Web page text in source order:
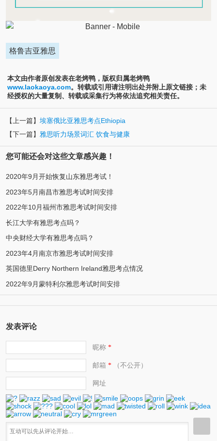
格鲁吉亚雅思
本文由作者原创发表在老烤鸭，版权归属老烤鸭
www.laokaoya.com。转载或引用请注明出处并附上原文链接；未
经授权的大量复制、转载或采集行为将依法追究相关责任。
【上一篇】 埃塞俄比亚雅思考点Ethiopia
【下一篇】 雅思听力场景词汇 饮食与健康
您可能还会对这些文章感兴趣！
2020年9月开始恢复山东雅思考试！
2023年5月南昌市雅思考试时间安排
2022年10月福州市雅思考试时间安排
长江大学有雅思考点吗？
中央财经大学有雅思考点吗？
2023年4月南京市雅思考试时间安排
英国德里Derry Northern Ireland雅思考点情况
2022年9月蒙特利尔雅思考试时间安排
发表评论
昵称*
邮箱 *（不公开）
网址